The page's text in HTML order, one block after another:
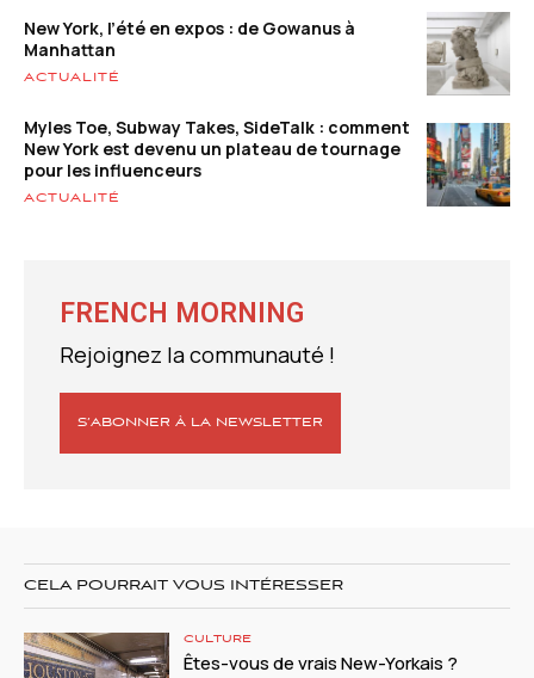
New York, l’été en expos : de Gowanus à
Manhattan
ACTUALITÉ
Myles Toe, Subway Takes, SideTalk : comment
New York est devenu un plateau de tournage
pour les influenceurs
ACTUALITÉ
FRENCH MORNING
Rejoignez la communauté !
S’ABONNER À LA NEWSLETTER
CELA POURRAIT VOUS INTÉRESSER
CULTURE
Êtes-vous de vrais New-Yorkais ?